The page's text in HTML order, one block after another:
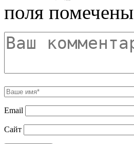
поля помечены
Email
Сайт